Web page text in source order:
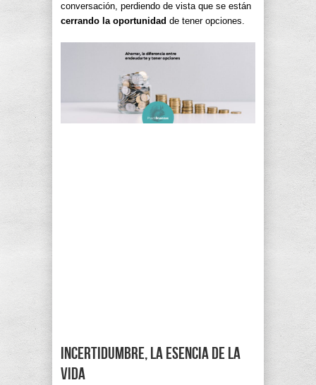
conversación, perdiendo de vista que se están
cerrando la oportunidad de tener opciones.
Incertidumbre, la esencia de la
vida